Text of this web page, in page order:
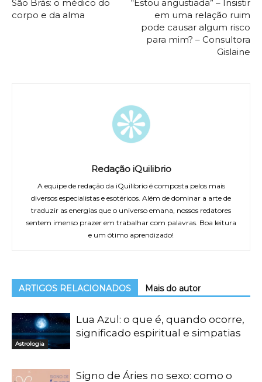
São Brás: o médico do
corpo e da alma
“Estou angustiada” – Insistir
em uma relação ruim
pode causar algum risco
para mim? – Consultora
Gislaine
Redação iQuilibrio
A equipe de redação da iQuilibrio é composta pelos mais
diversos especialistas e esotéricos. Além de dominar a arte de
traduzir as energias que o universo emana, nossos redatores
sentem imenso prazer em trabalhar com palavras. Boa leitura
e um ótimo aprendizado!
ARTIGOS RELACIONADOS Mais do autor
Astrologia
Lua Azul: o que é, quando ocorre,
significado espiritual e simpatias
Signo de Áries no sexo: como o